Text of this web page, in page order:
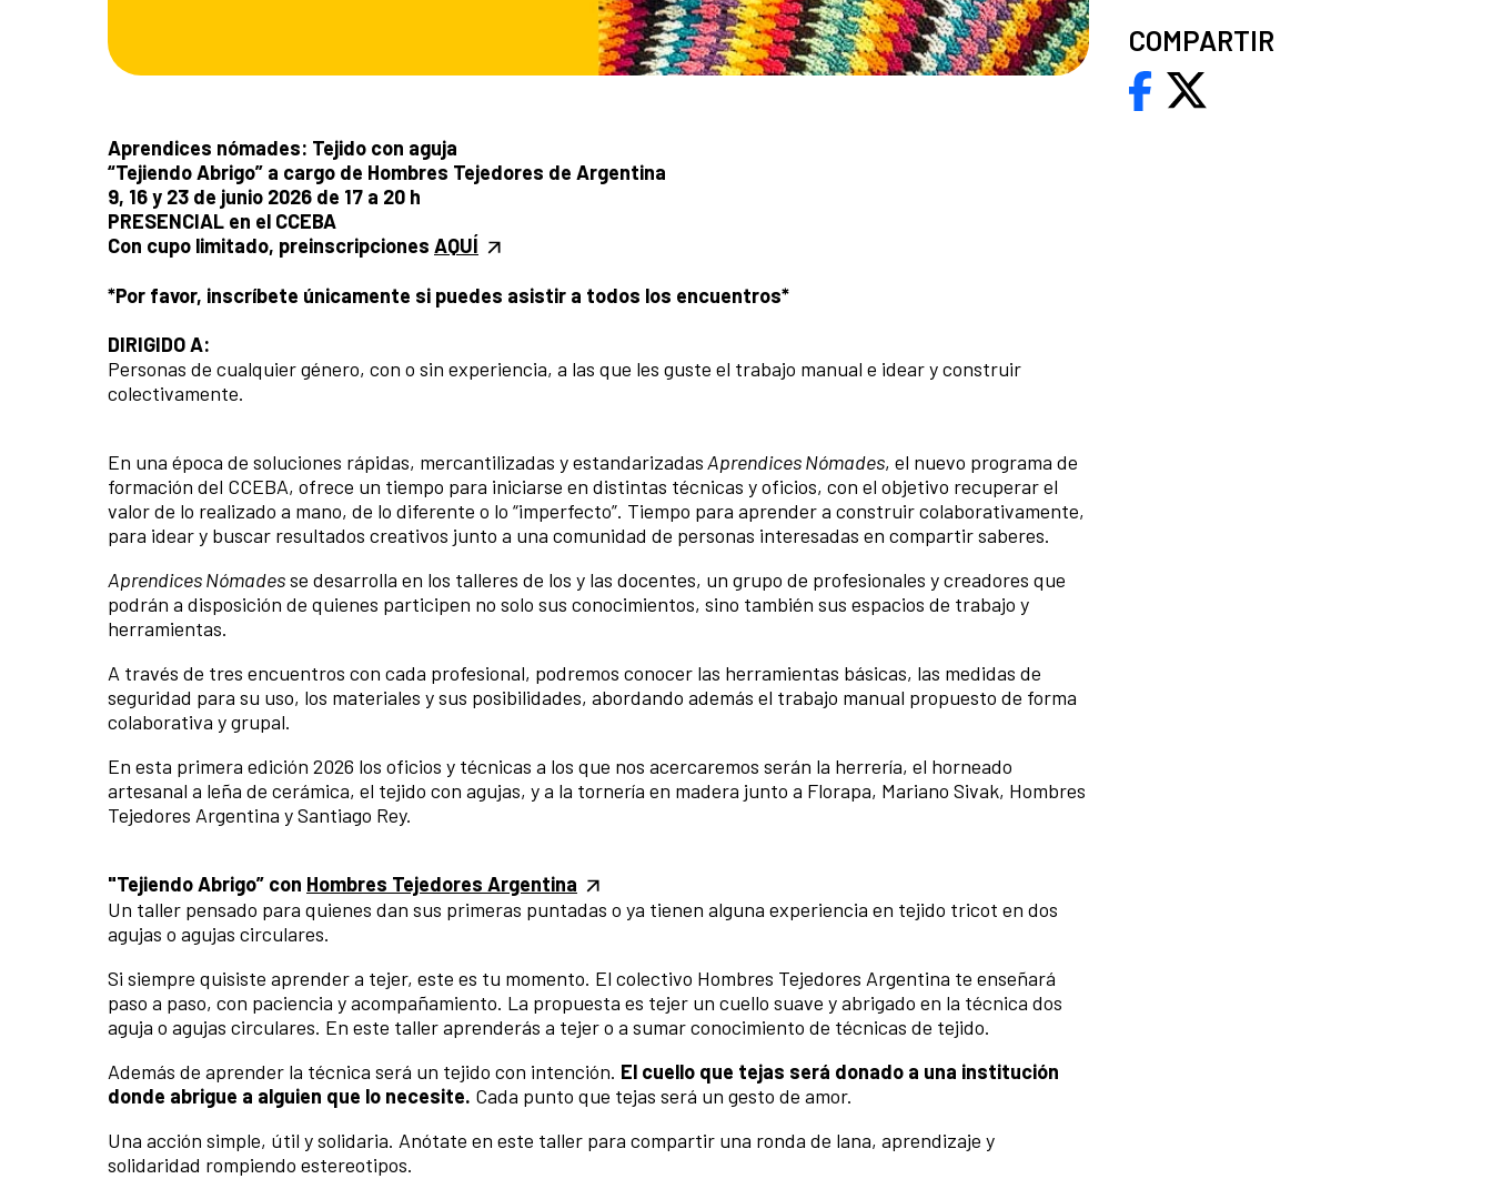
Aprendices nómades: Tejido con aguja
“Tejiendo Abrigo” a cargo de Hombres Tejedores de Argentina
9, 16 y 23 de junio 2026 de 17 a 20 h
PRESENCIAL en el CCEBA
Con cupo limitado, preinscripciones AQUÍ
*Por favor, inscríbete únicamente si puedes asistir a todos los encuentros*
DIRIGIDO A:
Personas de cualquier género, con o sin experiencia, a las que les guste el trabajo manual e idear y construir
colectivamente.
En una época de soluciones rápidas, mercantilizadas y estandarizadasAprendices Nómades, el nuevo programa de
formación del CCEBA, ofrece un tiempo para iniciarse en distintas técnicas y oficios, con el objetivo recuperar el
valor de lo realizado a mano, de lo diferente o lo “imperfecto”. Tiempo para aprender a construir colaborativamente,
para idear y buscar resultados creativos junto a una comunidad de personas interesadas en compartir saberes.
Aprendices Nómadesse desarrolla en los talleres de los y las docentes, un grupo de profesionales y creadores que
podrán a disposición de quienes participen no solo sus conocimientos, sino también sus espacios de trabajo y
herramientas.
A través de tres encuentros con cada profesional, podremos conocer las herramientas básicas, las medidas de
seguridad para su uso, los materiales y sus posibilidades, abordando además el trabajo manual propuesto de forma
colaborativa y grupal.
En esta primera edición 2026 los oficios y técnicas a los que nos acercaremos serán la herrería, el horneado
artesanal a leña de cerámica, el tejido con agujas, y a la tornería en madera junto a Florapa, Mariano Sivak, Hombres
Tejedores Argentina y Santiago Rey.
"Tejiendo Abrigo” con Hombres Tejedores Argentina
Un taller pensado para quienes dan sus primeras puntadas o ya tienen alguna experiencia en tejido tricot en dos
agujas o agujas circulares.
Si siempre quisiste aprender a tejer, este es tu momento. El colectivo Hombres Tejedores Argentina te enseñará
paso a paso, con paciencia y acompañamiento. La propuesta es tejer un cuello suave y abrigado en la técnica dos
aguja o agujas circulares. En este taller aprenderás a tejer o a sumar conocimiento de técnicas de tejido.
Además de aprender la técnica será un tejido con intención. El cuello que tejas será donado a una institución
donde abrigue a alguien que lo necesite. Cada punto que tejas será un gesto de amor.
Una acción simple, útil y solidaria. Anótate en este taller para compartir una ronda de lana, aprendizaje y
solidaridad rompiendo estereotipos.
COMPARTIR